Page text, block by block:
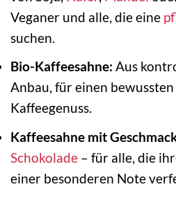
Veganer und alle, die eine
suchen.
Bio-Kaffeesahne: Aus
Anbau, für einen
Kaffeegenuss.
Kaffeesahne mit
Schokolade – für alle, die
einer besonderen Note